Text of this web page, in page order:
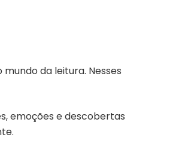
da leitura. Nesses
emoções e descobertas